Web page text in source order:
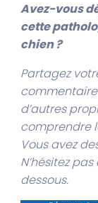
Avez-vous
cette
chien ?
Partagez
d’autres
comprendre
Vous avez
N’hésitez
dessous.